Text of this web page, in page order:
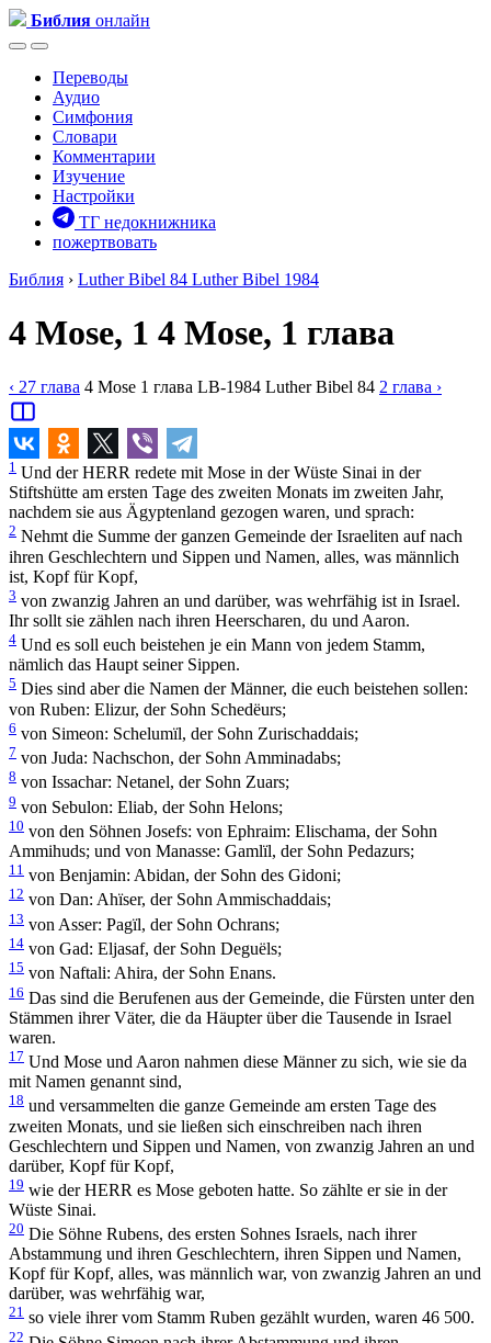
Библия онлайн
Переводы
Аудио
Симфония
Словари
Комментарии
Изучение
Настройки
ТГ недокнижника
пожертвовать
Библия › Luther Bibel 84 Luther Bibel 1984
4 Mose, 1 4 Mose, 1 глава
‹ 27 глава 4 Mose 1 глава LB-1984 Luther Bibel 84 2 глава ›
1 Und der HERR redete mit Mose in der Wüste Sinai in der
Stiftshütte am ersten Tage des zweiten Monats im zweiten Jahr,
nachdem sie aus Ägyptenland gezogen waren, und sprach:
2 Nehmt die Summe der ganzen Gemeinde der Israeliten auf nach
ihren Geschlechtern und Sippen und Namen, alles, was männlich
ist, Kopf für Kopf,
3 von zwanzig Jahren an und darüber, was wehrfähig ist in Israel.
Ihr sollt sie zählen nach ihren Heerscharen, du und Aaron.
4 Und es soll euch beistehen je ein Mann von jedem Stamm,
nämlich das Haupt seiner Sippen.
5 Dies sind aber die Namen der Männer, die euch beistehen sollen:
von Ruben: Elizur, der Sohn Schedëurs;
6 von Simeon: Schelumïl, der Sohn Zurischaddais;
7 von Juda: Nachschon, der Sohn Amminadabs;
8 von Issachar: Netanel, der Sohn Zuars;
9 von Sebulon: Eliab, der Sohn Helons;
10 von den Söhnen Josefs: von Ephraim: Elischama, der Sohn
Ammihuds; und von Manasse: Gamlïl, der Sohn Pedazurs;
11 von Benjamin: Abidan, der Sohn des Gidoni;
12 von Dan: Ahïser, der Sohn Ammischaddais;
13 von Asser: Pagïl, der Sohn Ochrans;
14 von Gad: Eljasaf, der Sohn Deguëls;
15 von Naftali: Ahira, der Sohn Enans.
16 Das sind die Berufenen aus der Gemeinde, die Fürsten unter den
Stämmen ihrer Väter, die da Häupter über die Tausende in Israel
waren.
17 Und Mose und Aaron nahmen diese Männer zu sich, wie sie da
mit Namen genannt sind,
18 und versammelten die ganze Gemeinde am ersten Tage des
zweiten Monats, und sie ließen sich einschreiben nach ihren
Geschlechtern und Sippen und Namen, von zwanzig Jahren an und
darüber, Kopf für Kopf,
19 wie der HERR es Mose geboten hatte. So zählte er sie in der
Wüste Sinai.
20 Die Söhne Rubens, des ersten Sohnes Israels, nach ihrer
Abstammung und ihren Geschlechtern, ihren Sippen und Namen,
Kopf für Kopf, alles, was männlich war, von zwanzig Jahren an und
darüber, was wehrfähig war,
21 so viele ihrer vom Stamm Ruben gezählt wurden, waren 46 500.
22